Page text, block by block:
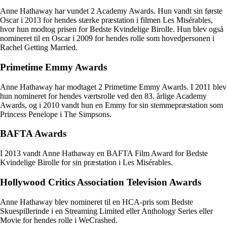
Anne Hathaway har vundet 2 Academy Awards. Hun vandt sin første
Oscar i 2013 for hendes stærke præstation i filmen Les Misérables,
hvor hun modtog prisen for Bedste Kvindelige Birolle. Hun blev også
nomineret til en Oscar i 2009 for hendes rolle som hovedpersonen i
Rachel Getting Married.
Primetime Emmy Awards
Anne Hathaway har modtaget 2 Primetime Emmy Awards. I 2011 blev
hun nomineret for hendes værtsrolle ved den 83. årlige Academy
Awards, og i 2010 vandt hun en Emmy for sin stemmepræstation som
Princess Penelope i The Simpsons.
BAFTA Awards
I 2013 vandt Anne Hathaway en BAFTA Film Award for Bedste
Kvindelige Birolle for sin præstation i Les Misérables.
Hollywood Critics Association Television Awards
Anne Hathaway blev nomineret til en HCA-pris som Bedste
Skuespillerinde i en Streaming Limited eller Anthology Series eller
Movie for hendes rolle i WeCrashed.